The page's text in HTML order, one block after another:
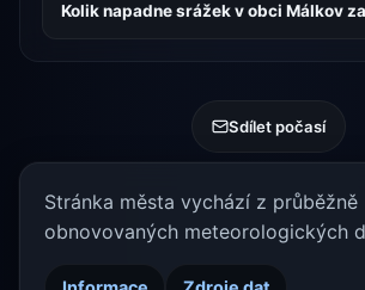
Kolik napadne srážek v obci Málkov
Sdílet počasí
Stránka města vychází z průběžně
obnovovaných meteorologických